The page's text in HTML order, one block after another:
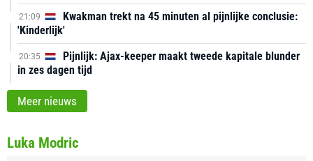
21:09
Kwakman trekt na 45 minuten al pijnlijke conclusie:
'Kinderlijk'
20:35
Pijnlijk: Ajax-keeper maakt tweede kapitale blunder
in zes dagen tijd
Meer nieuws
Luka Modric